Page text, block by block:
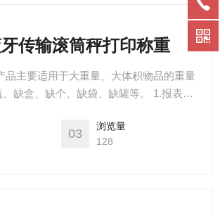
传输滚筒秤打印称重
主要适用于大重量、大体积物品的重量
缺盒、缺个、缺袋、缺罐等。 1.报表功
口功能：预留标准接口，数据方便管
03
浏览量
128